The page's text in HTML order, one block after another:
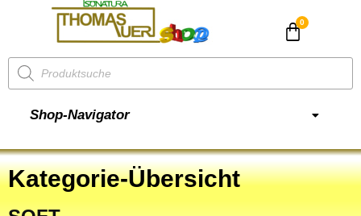
Shop-Navigator
Kategorie-Übersicht